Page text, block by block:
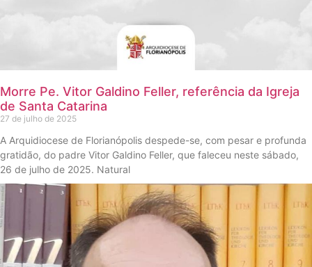
Morre Pe. Vitor Galdino Feller, referência da Igreja
de Santa Catarina
27 de julho de 2025
A Arquidiocese de Florianópolis despede-se, com pesar e profunda
gratidão, do padre Vitor Galdino Feller, que faleceu neste sábado,
26 de julho de 2025. Natural